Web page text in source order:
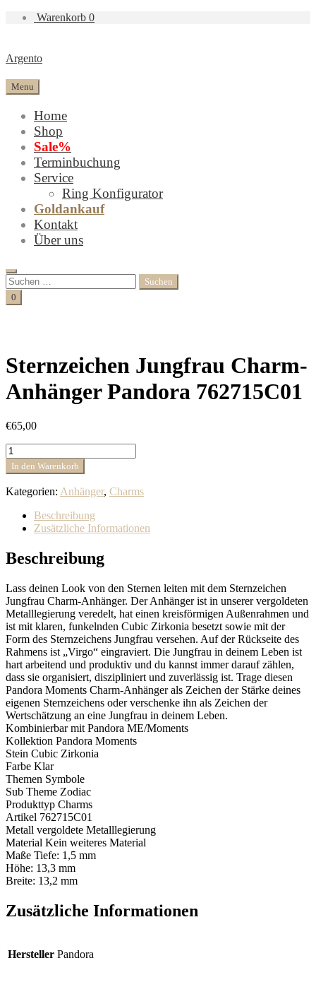
Warenkorb 0
Argento
Menu
Home
Shop
Sale%
Terminbuchung
Service
Ring Konfigurator
Goldankauf
Kontakt
Über uns
Search
Suchen
nach:
Cart
0
Sternzeichen Jungfrau Charm-
Anhänger Pandora 762715C01
€65,00
Sternzeichen
Jungfrau
Charm-
Anhänger
Pandora
762715C01
Menge
In den Warenkorb
Kategorien: Anhänger, Charms
Beschreibung
Zusätzliche Informationen
Beschreibung
Lass deinen Look von den Sternen leiten mit dem Sternzeichen
Jungfrau Charm-Anhänger. Der Anhänger ist in unserer vergoldeten
Metalllegierung veredelt, hat einen kreisförmigen Außenrahmen und
ist mit klaren, funkelnden Cubic Zirkonia besetzt sowie mit der
Form des Sternzeichens Jungfrau versehen. Auf der Rückseite des
Rahmens ist „Virgo“ eingraviert. Die Jungfrau in deinem Leben ist
hart arbeitend und produktiv und du kannst immer darauf zählen,
dass sie organisiert, diszipliniert und zuverlässig ist. Trage diesen
Pandora Moments Charm-Anhänger als Zeichen der Stärke deines
eigenen Sternzeichens oder verschenke ihn als Zeichen der
Wertschätzung an eine Jungfrau in deinem Leben.
Kombinierbar mit Pandora ME/Moments
Kollektion Pandora Moments
Stein Cubic Zirkonia
Farbe Klar
Themen Symbole
Sub Theme Zodiac
Produkttyp Charms
Artikel 762715C01
Metall vergoldete Metalllegierung
Material Kein weiteres Material
Maße Tiefe: 1,5 mm
Höhe: 13,3 mm
Breite: 13,2 mm
Zusätzliche Informationen
Hersteller Pandora